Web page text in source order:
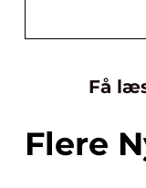
Få
Flere